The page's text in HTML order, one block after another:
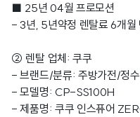
■ 25년 04월 프로모션
- 3년, 5년약정 렌탈료 6개월
② 렌탈 업체: 쿠쿠
- 브랜드/분류: 주방가전/정수
- 모델명: CP-SS100H
- 제품명: 쿠쿠 인스퓨어